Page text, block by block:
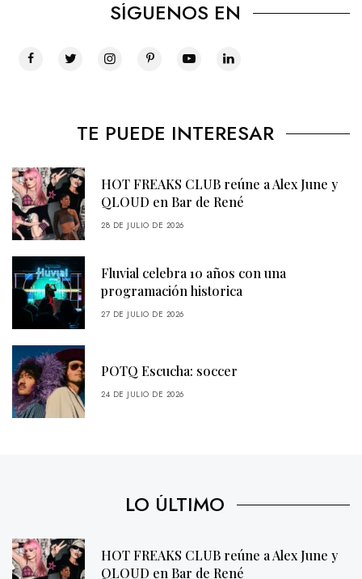
SÍGUENOS EN
TE PUEDE INTERESAR
HOT FREAKS CLUB reúne a Alex June y
QLOUD en Bar de René
28 DE JULIO DE 2026
Fluvial celebra 10 años con una
programación historica
27 DE JULIO DE 2026
POTQ Escucha: soccer
24 DE JULIO DE 2026
LO ÚLTIMO
HOT FREAKS CLUB reúne a Alex June y
QLOUD en Bar de René